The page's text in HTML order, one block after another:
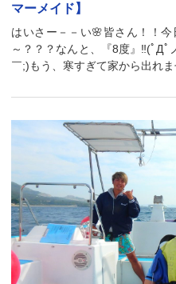
マーメイド】
はいさー－－い🌸皆さん！！
～？？？なんと、『8度』‼(ﾟД
￣;)もう、寒すぎて家から出れ